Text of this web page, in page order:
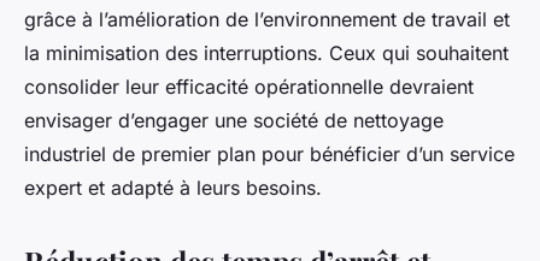
grâce à l’amélioration de l’environnement de travail et
la minimisation des interruptions. Ceux qui souhaitent
consolider leur efficacité opérationnelle devraient
envisager d’engager une société de nettoyage
industriel de premier plan pour bénéficier d’un service
expert et adapté à leurs besoins.